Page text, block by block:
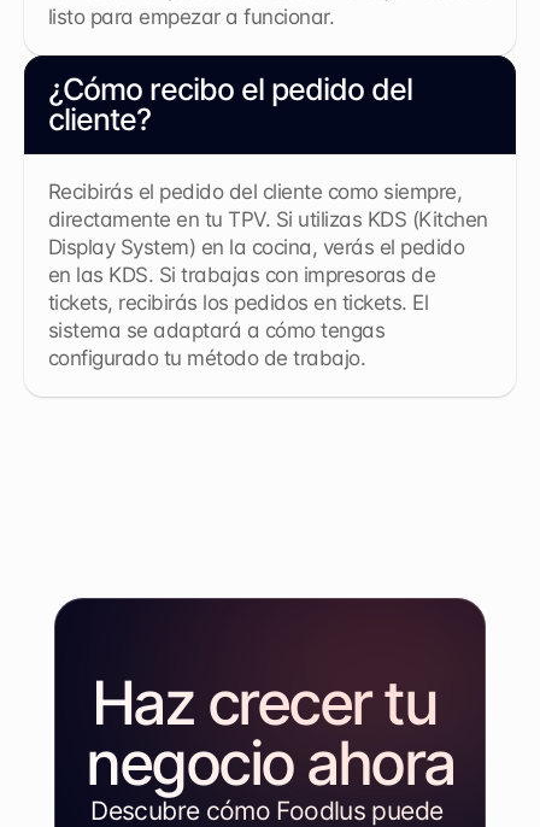
listo para empezar a funcionar.
¿Cómo recibo el pedido del
cliente?
Recibirás el pedido del cliente como siempre,
directamente en tu TPV. Si utilizas KDS (Kitchen
Display System) en la cocina, verás el pedido
en las KDS. Si trabajas con impresoras de
tickets, recibirás los pedidos en tickets. El
sistema se adaptará a cómo tengas
configurado tu método de trabajo.
Haz crecer tu
negocio ahora
Descubre cómo Foodlus puede